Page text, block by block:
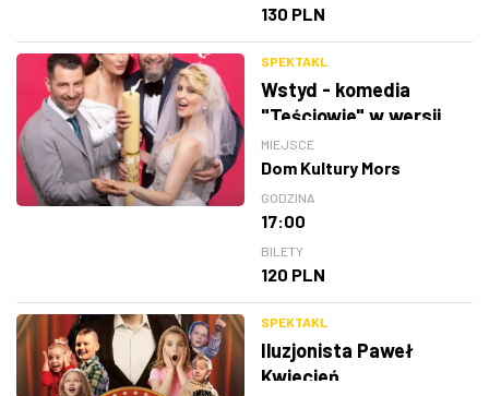
130 PLN
SPEKTAKL
Wstyd - komedia
"Teściowie" w wersji
teatralnej
MIEJSCE
Dom Kultury Mors
GODZINA
17:00
BILETY
120 PLN
SPEKTAKL
Iluzjonista Paweł
Kwiecień